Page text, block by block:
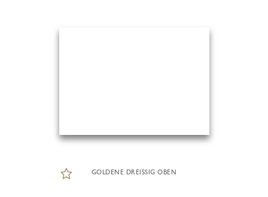
GOLDENE DREISSIG OBEN